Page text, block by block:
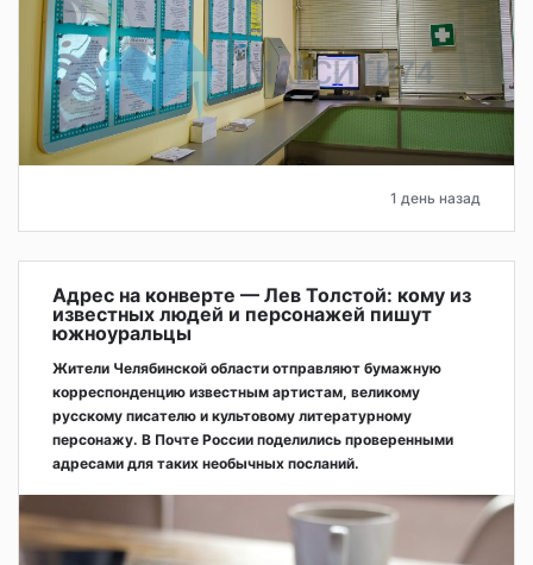
1 день назад
Адрес на конверте — Лев Толстой: кому из
известных людей и персонажей пишут
южноуральцы
Жители Челябинской области отправляют бумажную
корреспонденцию известным артистам, великому
русскому писателю и культовому литературному
персонажу. В Почте России поделились проверенными
адресами для таких необычных посланий.